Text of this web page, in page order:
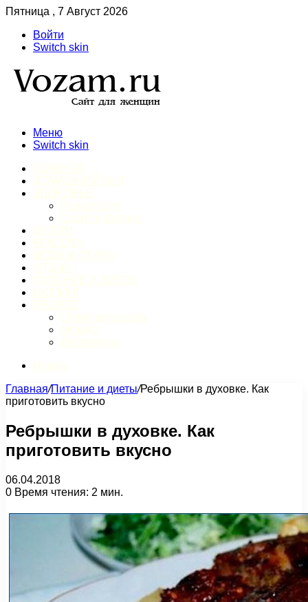
Пятница , 7 Август 2026
Войти
Switch skin
Меню
Switch skin
Главная/Питание и диеты/Ребрышки в духовке. Как
приготовить вкусно
Ребрышки в духовке. Как
приготовить вкусно
06.04.2018
0 Время чтения: 2 мин.